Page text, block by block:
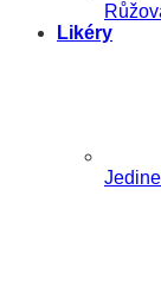
Likéry